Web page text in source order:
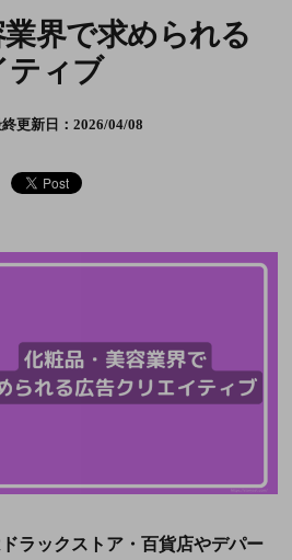
界で求められる
ティブ
更新日：2026/04/08
ラックストア・百貨店やデパー